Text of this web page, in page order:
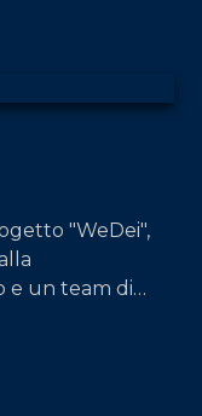
"WeDei",
e un team di